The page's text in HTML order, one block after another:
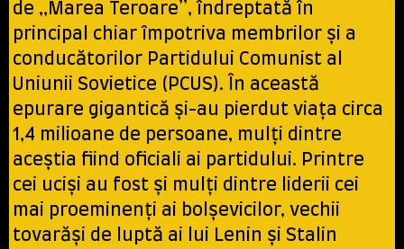
de „Marea Teroare”, îndreptată în
principal chiar împotriva membrilor şi a
conducătorilor Partidului Comunist al
Uniunii Sovietice (PCUS). În această
epurare gigantică şi-au pierdut viaţa circa
1,4 milioane de persoane, mulţi dintre
aceştia fiind oficiali ai partidului. Printre
cei ucişi au fost şi mulţi dintre liderii cei
mai proeminenţi ai bolşevicilor, vechii
tovarăşi de luptă ai lui Lenin şi Stalin